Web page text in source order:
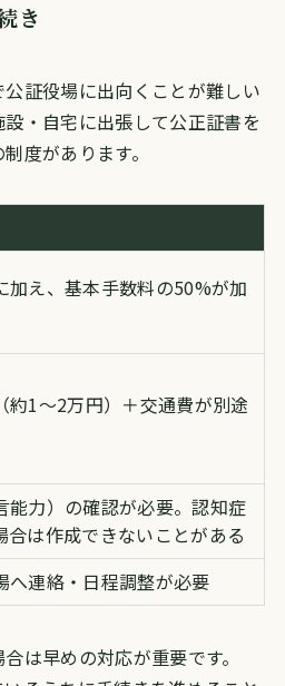
き
証役場に出向くことが難しい
・自宅に出張して公正証書を
制度があります。
加え、基本手数料の50%が加
約1〜2万円）＋交通費が別途
能力）の確認が必要。認知症
合は作成できないことがある
へ連絡・日程調整が必要
は早めの対応が重要です。